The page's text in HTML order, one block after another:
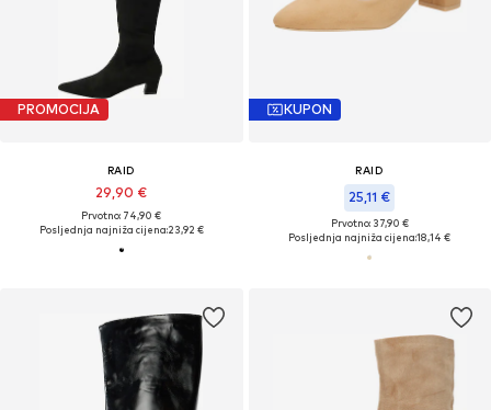
PROMOCIJA
RAID
29,90 €
Prvotno: 74,90 €
Posljednja najniža cijena:23,92 €
KUPON
RAID
25,11 €
Prvotno: 37,90 €
Posljednja najniža cijena:18,14 €